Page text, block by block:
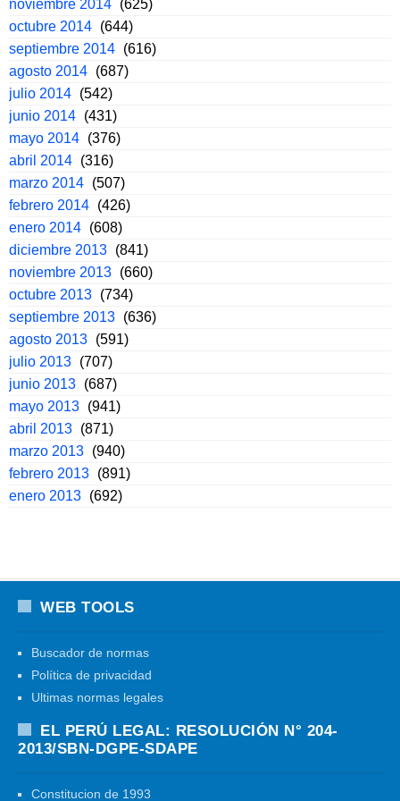
noviembre 2014 (625)
octubre 2014 (644)
septiembre 2014 (616)
agosto 2014 (687)
julio 2014 (542)
junio 2014 (431)
mayo 2014 (376)
abril 2014 (316)
marzo 2014 (507)
febrero 2014 (426)
enero 2014 (608)
diciembre 2013 (841)
noviembre 2013 (660)
octubre 2013 (734)
septiembre 2013 (636)
agosto 2013 (591)
julio 2013 (707)
junio 2013 (687)
mayo 2013 (941)
abril 2013 (871)
marzo 2013 (940)
febrero 2013 (891)
enero 2013 (692)
WEB TOOLS
Buscador de normas
Política de privacidad
Ultimas normas legales
EL PERÚ LEGAL: RESOLUCIÓN N° 204-
2013/SBN-DGPE-SDAPE
Constitucion de 1993